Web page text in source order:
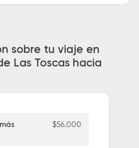
sobre tu viaje en
Las Toscas hacia
$56.000